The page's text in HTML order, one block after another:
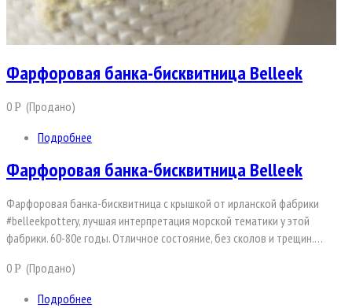
Фарфоровая банка-бисквитница Belleek
0Р (Продано)
Подробнее
Фарфоровая банка-бисквитница Belleek
Фарфоровая банка-бисквитница с крышкой от ирланской фабрики
#belleekpottery, лучшая интерпретация морской тематики у этой
фабрики. 60-80e годы. Отличное состояние, без сколов и трещин.…
0Р (Продано)
Подробнее